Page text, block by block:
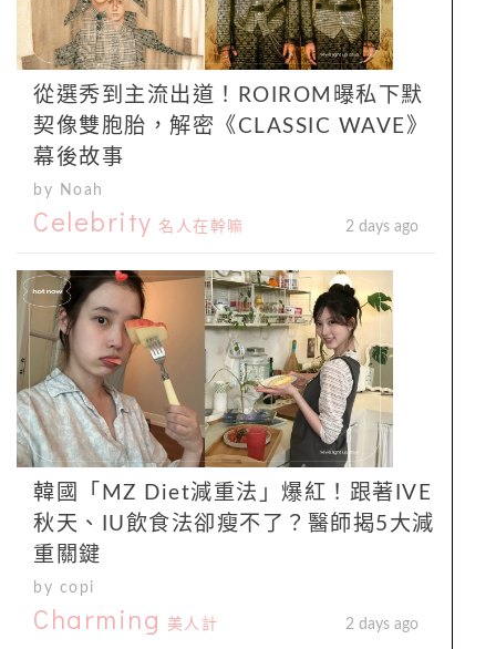
從選秀到主流出道！ROIROM曝私下默
契像雙胞胎，解密《CLASSIC WAVE》
幕後故事
by Noah
Celebrity 名人在幹嘛 2 days ago
韓國「MZ Diet減重法」爆紅！跟著IVE
秋天、IU飲食法卻瘦不了？醫師揭5大減
重關鍵
by copi
Charming 美人計 2 days ago